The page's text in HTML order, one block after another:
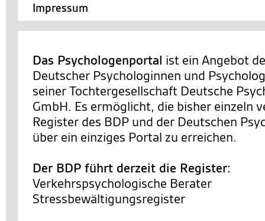
Impressum
Das Psychologenportal ist ein Angebot
Deutscher Psychologinnen und
seiner Tochtergesellschaft Deutsche
GmbH. Es ermöglicht, die bisher einzeln
Register des BDP und der Deutschen
über ein einziges Portal zu erreichen.
Der BDP führt derzeit die Register:
Verkehrspsychologische Berater
Stressbewältigungsregister